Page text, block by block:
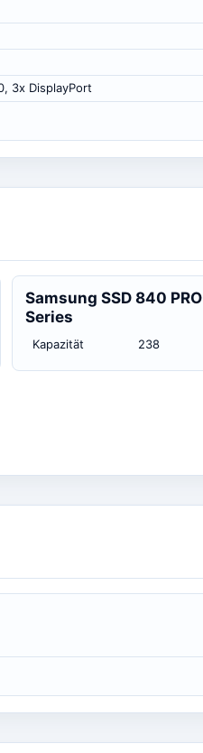
3x DisplayPort
Samsung SSD 840 PRO
Series
Kapazität 238